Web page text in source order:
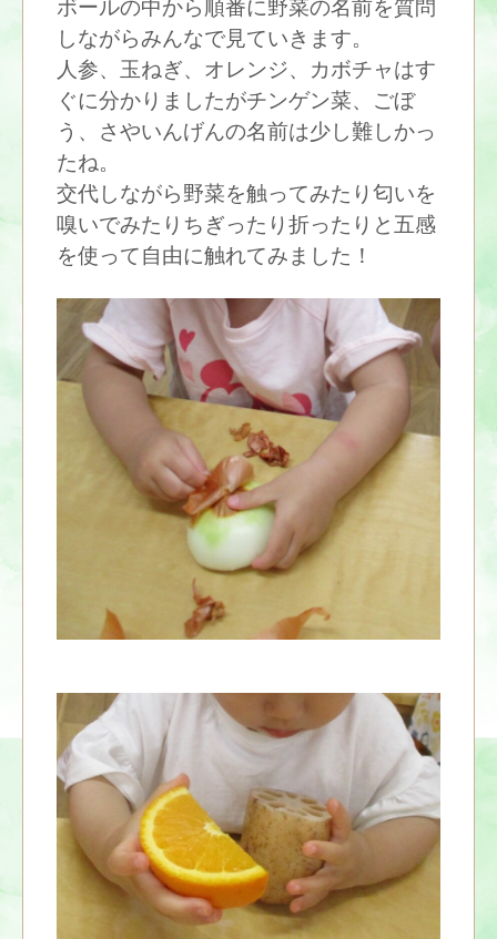
ボールの中から順番に野菜の名前を質問
しながらみんなで見ていきます。
人参、玉ねぎ、オレンジ、カボチャはす
ぐに分かりましたがチンゲン菜、ごぼ
う、さやいんげんの名前は少し難しかっ
たね。
交代しながら野菜を触ってみたり匂いを
嗅いでみたりちぎったり折ったりと五感
を使って自由に触れてみました！